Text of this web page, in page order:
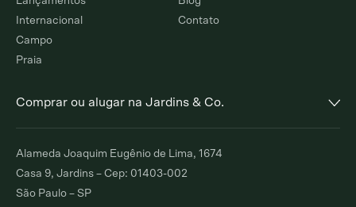
Internacional
Campo
Praia
Contato
Comprar ou alugar na Jardins & Co.
Alto de Pinheiros
Comprar Alugar
Jardim Europa
Moema Índios
Alameda Joaquim Eugênio de Lima, 1674
Casa 9, Jardins – Cep: 01403-002
São Paulo – SP